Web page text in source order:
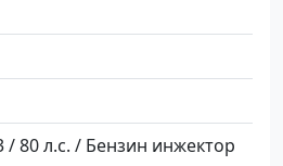
/ 80 л.с. / Бензин инжектор